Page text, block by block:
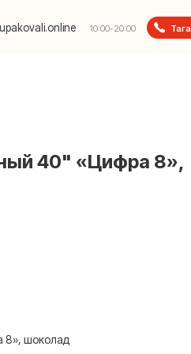
10:00-20:00 Таганская Плющиха
40" «Цифра 8»,
8», шоколад